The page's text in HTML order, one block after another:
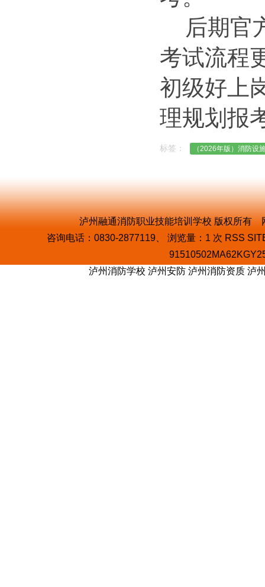
后期官
考试流程
初级好上
理规划报
标签： （2026年版）消防设
泸州融通消防职业技能培训学校 版权所有
咨询电话：0830-2877119、 浏览量： 1 次 RSS
泸州消防学校 泸州安防 泸州消防资质 泸